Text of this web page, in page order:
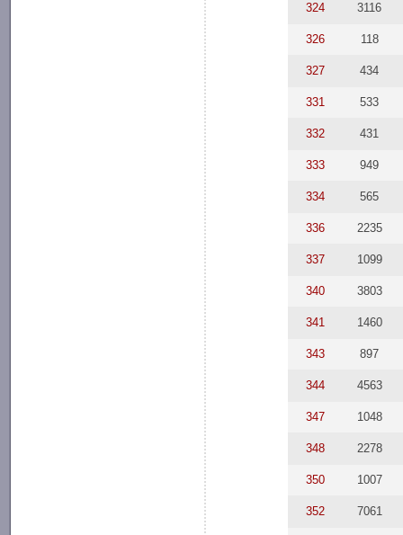
324 3116
326 118
327 434
331 533
332 431
333 949
334 565
336 2235
337 1099
340 3803
341 1460
343 897
344 4563
347 1048
348 2278
350 1007
352 7061